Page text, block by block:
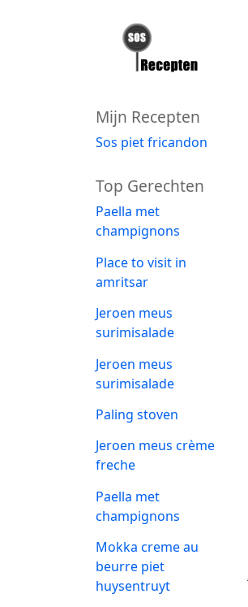
Mijn Recepten
Sos piet fricandon
Top Gerechten
Paella met
champignons
Place to visit in
amritsar
Jeroen meus
surimisalade
Jeroen meus
surimisalade
Paling stoven
Jeroen meus crème
freche
Paella met
champignons
Mokka creme au
beurre piet
huysentruyt